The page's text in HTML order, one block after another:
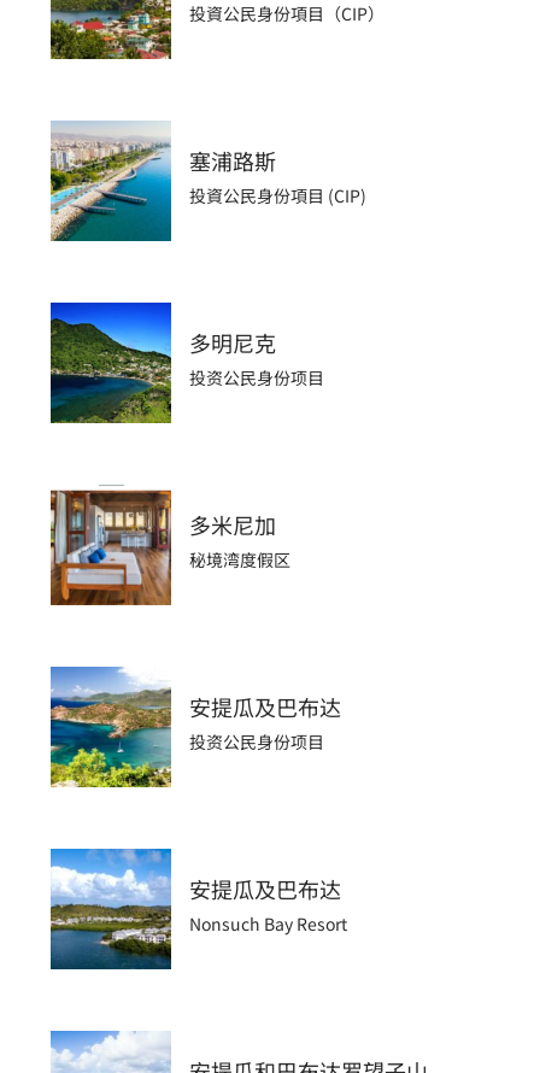
投資公民身份項目（CIP）
塞浦路斯
投資公民身份項目 (CIP)
多明尼克
投资公民身份项目
多米尼加
秘境湾度假区
安提瓜及巴布达
投资公民身份项目
安提瓜及巴布达
Nonsuch Bay Resort